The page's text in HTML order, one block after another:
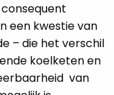
een kwestie van
– die het verschil
koelketen en
van